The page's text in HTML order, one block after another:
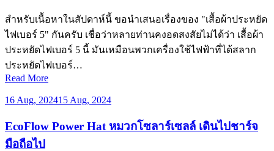
สำหรับเนื้อหาในสัปดาห์นี้ ขอนำเสนอเรื่องของ "เสื้อผ้าประหยัด
ไฟเบอร์ 5" กันครับ เชื่อว่าหลายท่านคงอดสงสัยไม่ได้ว่า เสื้อผ้า
ประหยัดไฟเบอร์ 5 นี้ มันเหมือนพวกเครื่องใช้ไฟฟ้าที่ได้สลาก
ประหยัดไฟเบอร์…
Read More
16 Aug, 202415 Aug, 2024
EcoFlow Power Hat หมวกโซลาร์เซลล์ เดินไปชาร์จ
มือถือไป